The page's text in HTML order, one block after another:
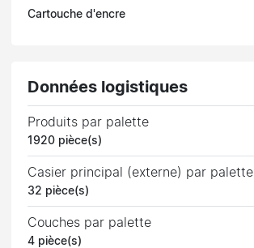
Cartouche d'encre
Données logistiques
Produits par palette
1920 pièce(s)
Casier principal (externe) par palette
32 pièce(s)
Couches par palette
4 pièce(s)